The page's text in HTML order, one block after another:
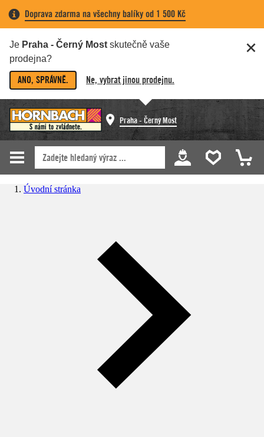
Doprava zdarma na všechny balíky od 1 500 Kč
Je Praha - Černý Most skutečně vaše
prodejna?
ANO, SPRÁVNĚ. Ne, vybrat jinou prodejnu.
Praha - Černý Most
Úvodní stránka